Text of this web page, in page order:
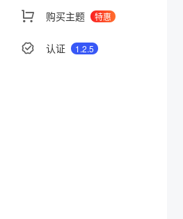
购买主题 特惠
认证 1.2.5